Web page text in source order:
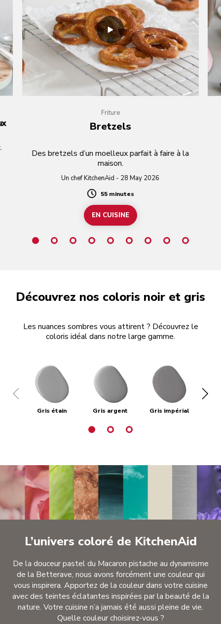
Friture
Bretzels
Des bretzels d’un moelleux parfait à faire à la
maison.
Un chef KitchenAid - 28 May 2026
Duration
55 minutes
EN CUISINE
Découvrez nos coloris noir et gris
Les nuances sombres vous attirent ? Découvrez le
coloris idéal dans notre large gamme.
Gris étain Gris argent Gris impérial
L’univers coloré de KitchenAid
De la douceur pastel du Macaron pistache au dynamisme
de la Betterave, nous avons forcément une couleur qui
vous inspirera. Apportez de la couleur dans votre cuisine
avec des teintes éclatantes inspirées par la beauté de la
nature. Votre cuisine n’a jamais été aussi pleine de vie.
Quelle couleur choisirez-vous ?